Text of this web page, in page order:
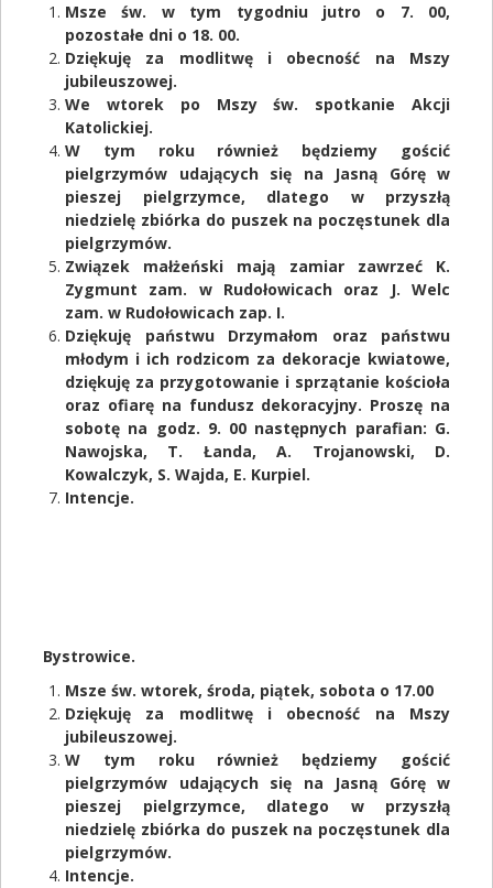
Msze św. w tym tygodniu jutro o 7. 00,
pozostałe dni o 18. 00.
Dziękuję za modlitwę i obecność na Mszy
jubileuszowej.
We wtorek po Mszy św. spotkanie Akcji
Katolickiej.
W tym roku również będziemy gościć
pielgrzymów udających się na Jasną Górę w
pieszej pielgrzymce, dlatego w przyszłą
niedzielę zbiórka do puszek na poczęstunek dla
pielgrzymów.
Związek małżeński mają zamiar zawrzeć K.
Zygmunt zam. w Rudołowicach oraz J. Welc
zam. w Rudołowicach zap. I.
Dziękuję państwu Drzymałom oraz państwu
młodym i ich rodzicom za dekoracje kwiatowe,
dziękuję za przygotowanie i sprzątanie kościoła
oraz ofiarę na fundusz dekoracyjny. Proszę na
sobotę na godz. 9. 00 następnych parafian: G.
Nawojska, T. Łanda, A. Trojanowski, D.
Kowalczyk, S. Wajda, E. Kurpiel.
Intencje.
Bystrowice.
Msze św. wtorek, środa, piątek, sobota o 17.00
Dziękuję za modlitwę i obecność na Mszy
jubileuszowej.
W tym roku również będziemy gościć
pielgrzymów udających się na Jasną Górę w
pieszej pielgrzymce, dlatego w przyszłą
niedzielę zbiórka do puszek na poczęstunek dla
pielgrzymów.
Intencje.